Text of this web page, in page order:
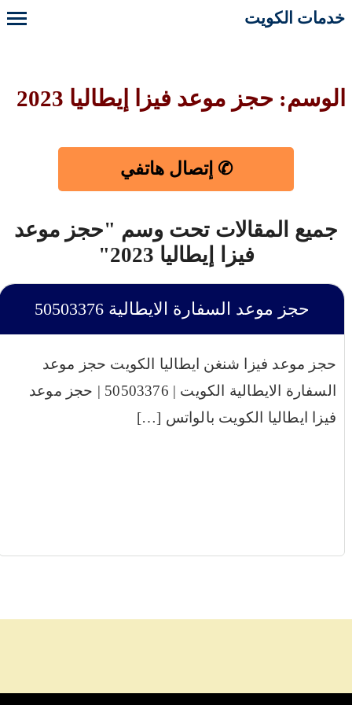
خدمات الكويت
الوسم: حجز موعد فيزا إيطاليا 2023
✆ إتصال هاتفي
جميع المقالات تحت وسم "حجز موعد
فيزا إيطاليا 2023"
حجز موعد السفارة الايطالية ‎50503376
حجز موعد فيزا شنغن ايطاليا الكويت حجز موعد
السفارة الايطالية الكويت | 50503376 | حجز موعد
فيزا ايطاليا الكويت بالواتس […]